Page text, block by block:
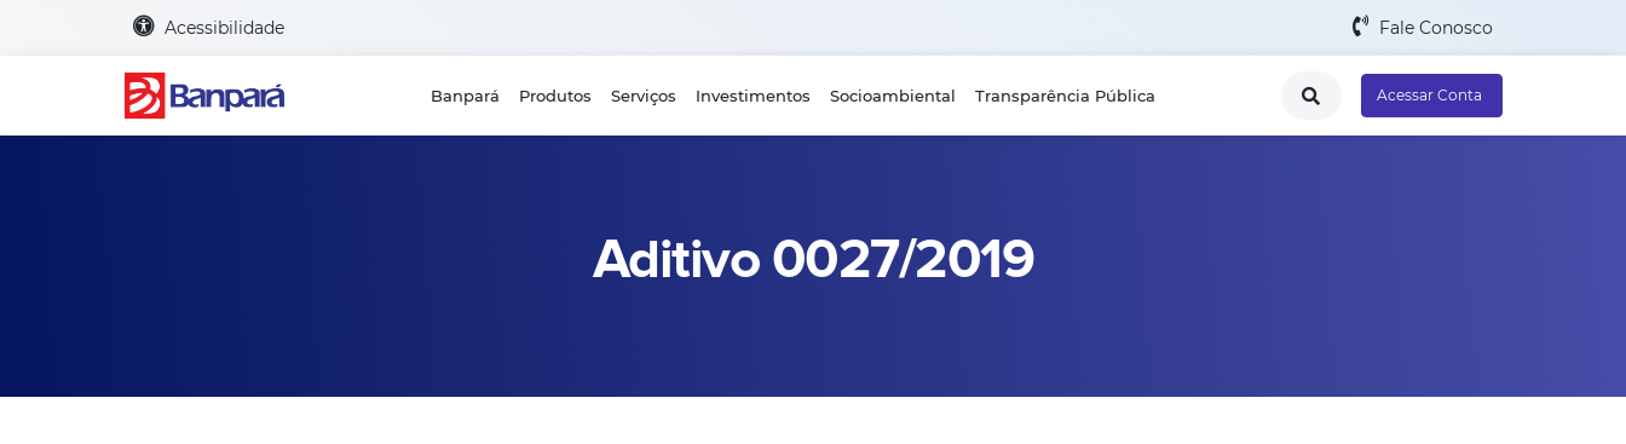
Acessibilidade Fale Conosco
Banpará Produtos Serviços Investimentos Socioambiental Transparência Pública Acessar Conta
Aditivo 0027/2019